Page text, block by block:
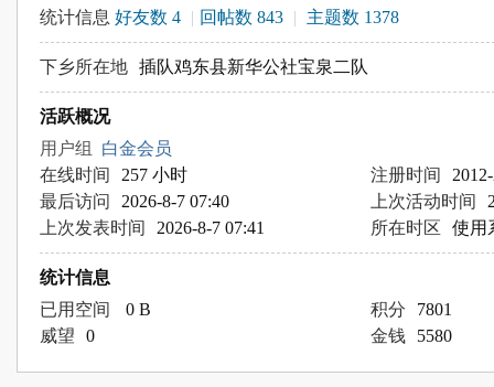
统计信息 好友数 4 | 回帖数 843 | 主题数 1378
下乡所在地 插队鸡东县新华公社宝泉二队
活跃概况
用户组 白金会员
在线时间
257 小时 注册时间
最后访问
2026-8-7 07:40 上次活动时间
上次发表时间
2026-8-7 07:41 所在时区 使用
统计信息
已用空间
0 B 积分
7801
威望
0 金钱 5580